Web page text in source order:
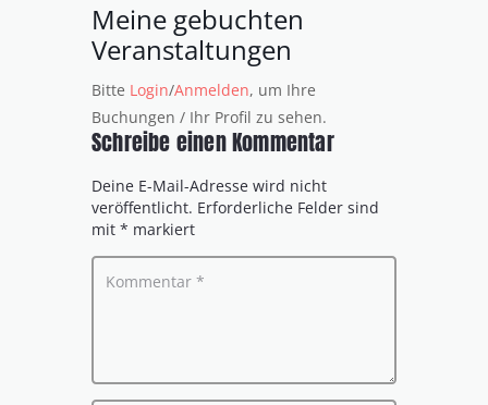
Meine gebuchten
Veranstaltungen
Bitte Login/Anmelden, um Ihre
Buchungen / Ihr Profil zu sehen.
Schreibe einen Kommentar
Deine E-Mail-Adresse wird nicht
veröffentlicht. Erforderliche Felder sind
mit * markiert